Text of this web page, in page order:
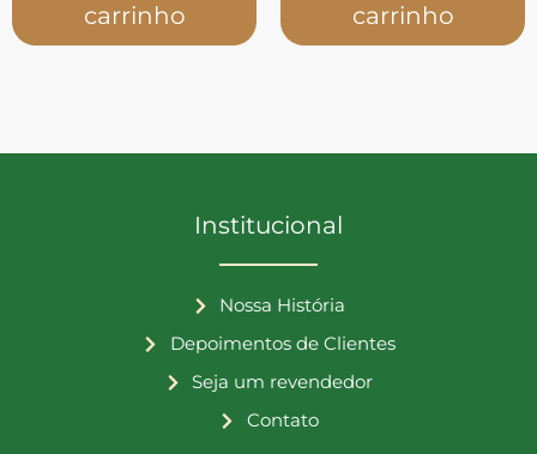
carrinho
carrinho
Institucional
Nossa História
Depoimentos de Clientes
Seja um revendedor
Contato